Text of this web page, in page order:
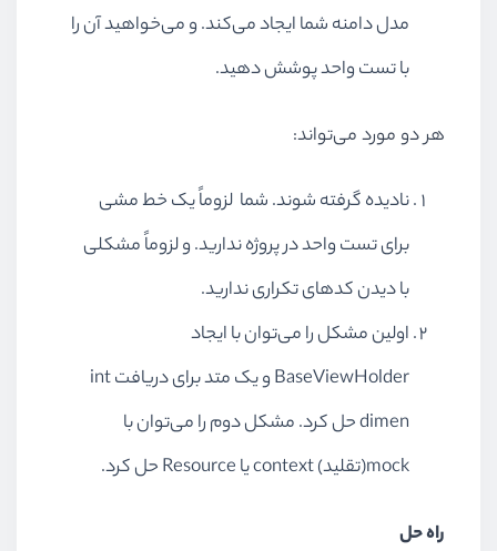
مدل دامنه شما ایجاد می‌کند. و می‌خواهید آن را
با تست واحد پوشش دهید.
هر دو مورد می‌تواند:
نادیده گرفته شوند. شما لزوماً یک خط مشی
برای تست واحد در پروژه ندارید. و لزوماً مشکلی
با دیدن کدهای تکراری ندارید.
اولین مشکل را می‌توان با ایجاد
BaseViewHolderو یک متد برای دریافتint
dimenحل کرد. مشکل دوم را می‌توان با
mock(تقلید)contextیاResourceحل کرد.
راه حل